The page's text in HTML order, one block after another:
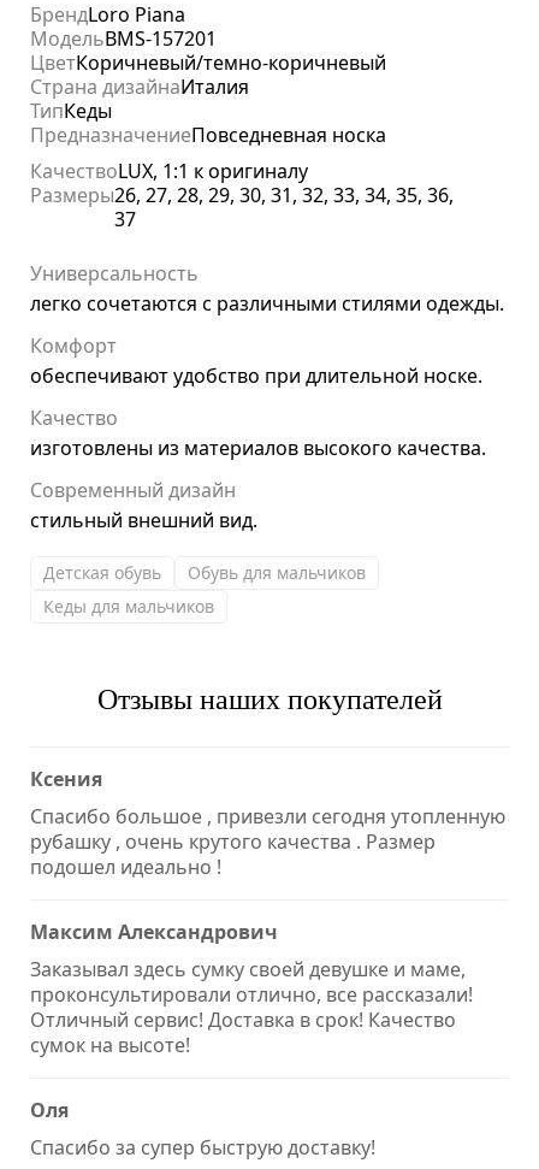
БрендLoro Piana
МодельBMS-157201
ЦветКоричневый/темно-коричневый
Страна дизайнаИталия
ТипКеды
ПредназначениеПовседневная носка
КачествоLUX, 1:1 к оригиналу
Размеры26, 27, 28, 29, 30, 31, 32, 33, 34, 35, 36,
37
Универсальность
легко сочетаются с различными стилями одежды.
Комфорт
обеспечивают удобство при длительной носке.
Качество
изготовлены из материалов высокого качества.
Современный дизайн
стильный внешний вид.
Детская обувь
Обувь для мальчиков
Кеды для мальчиков
Отзывы наших покупателей
Ксения
Спасибо большое , привезли сегодня утопленную
рубашку , очень крутого качества . Размер
подошел идеально !
Максим Александрович
Заказывал здесь сумку своей девушке и маме,
проконсультировали отлично, все рассказали!
Отличный сервис! Доставка в срок! Качество
сумок на высоте!
Оля
Спасибо за супер быструю доставку!